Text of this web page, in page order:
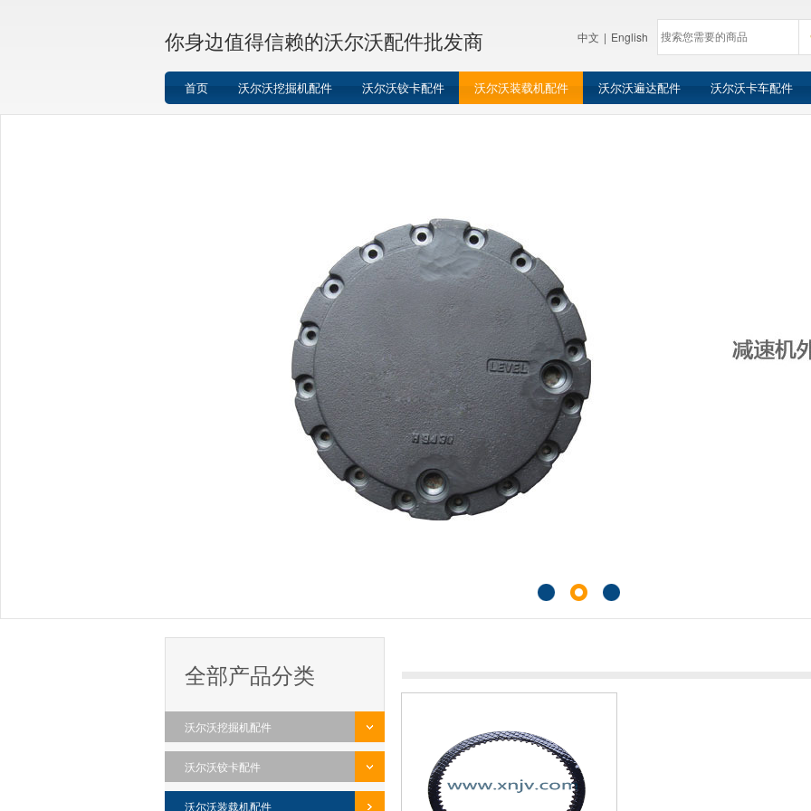
你身边值得信赖的沃尔沃配件批发商 中文 | English
首页 沃尔沃挖掘机配件 沃尔沃铰卡配件 沃尔沃装载机配件 沃尔沃遍达配件 沃尔沃卡车配件
全部产品分类
沃尔沃挖掘机配件
沃尔沃铰卡配件
沃尔沃装载机配件